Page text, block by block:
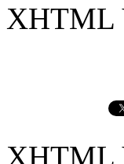
XHTML
XHTML